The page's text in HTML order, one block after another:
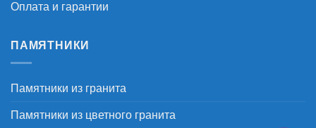
Оплата и гарантии
ПАМЯТНИКИ
Памятники из гранита
Памятники из цветного гранита